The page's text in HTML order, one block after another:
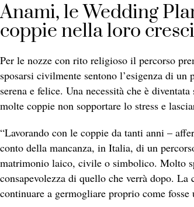
Anami, le Wedding
coppie nella loro
Per le nozze con rito religioso il percorso
sposarsi civilmente sentono l’esigenza di
serena e felice. Una necessità che è
molte coppie non sopportare lo stress e
“Lavorando con le coppie da tanti anni –
conto della mancanza, in Italia, di un
matrimonio laico, civile o simbolico. Molto
consapevolezza di quello che verrà dopo. La
continuare a germogliare proprio come